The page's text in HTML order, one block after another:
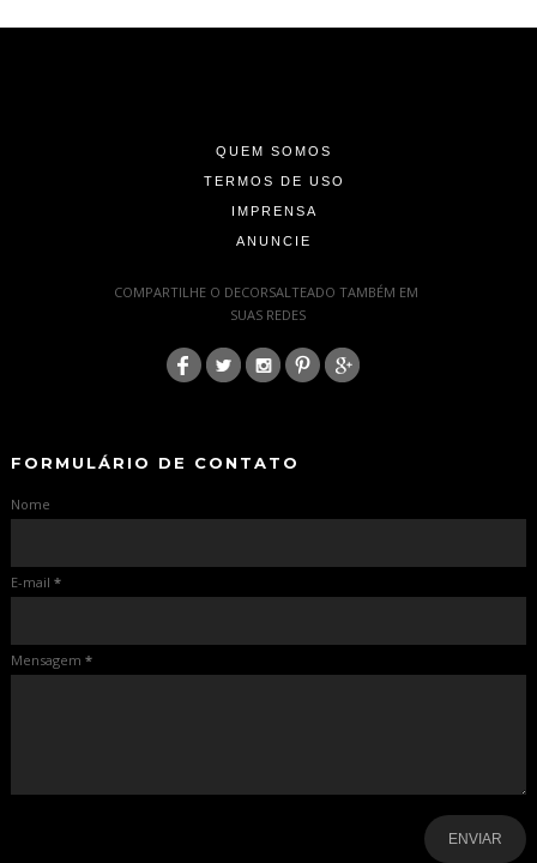
QUEM SOMOS
TERMOS DE USO
IMPRENSA
ANUNCIE
COMPARTILHE O DECORSALTEADO TAMBÉM EM
SUAS REDES
FORMULÁRIO DE CONTATO
Nome
E-mail *
Mensagem *